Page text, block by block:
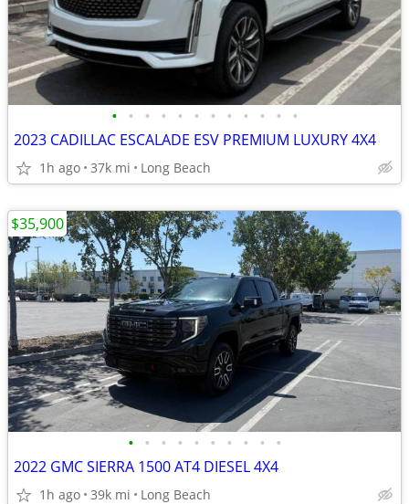
• • • • • • • • • • • •
2023 CADILLAC ESCALADE ESV PREMIUM LUXURY 4X4
1h ago 37k mi Long Beach
• • • • • • • • • •
2022 GMC SIERRA 1500 AT4 DIESEL 4X4
1h ago 39k mi Long Beach
$35,900